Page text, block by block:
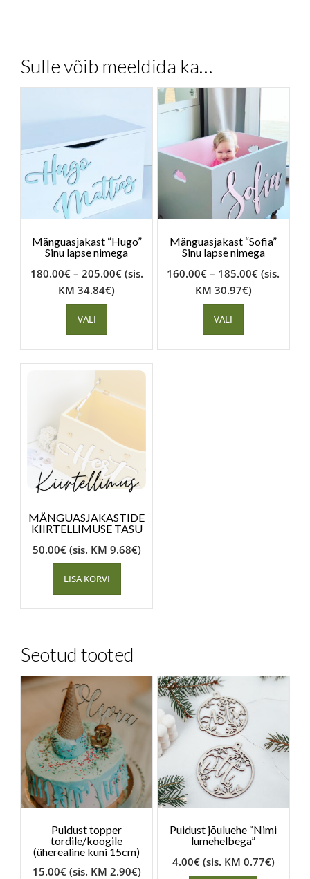
Sulle võib meeldida ka…
Mänguasjakast “Hugo”
Sinu lapse nimega
180.00€ – 205.00€ (sis.
KM34.84€)
VALI
Mänguasjakast “Sofia”
Sinu lapse nimega
160.00€ – 185.00€ (sis.
KM 30.97€)
VALI
MÄNGUASJAKASTIDE
KIIRTELLIMUSE TASU
50.00€ (sis. KM 9.68€)
LISA KORVI
Seotud tooted
Puidust topper
tordile/koogile
(üherealine kuni 15cm)
15.00€ (sis. KM 2.90€)
Puidust jõuluehe “Nimi
lumehelbega”
4.00€ (sis. KM 0.77€)